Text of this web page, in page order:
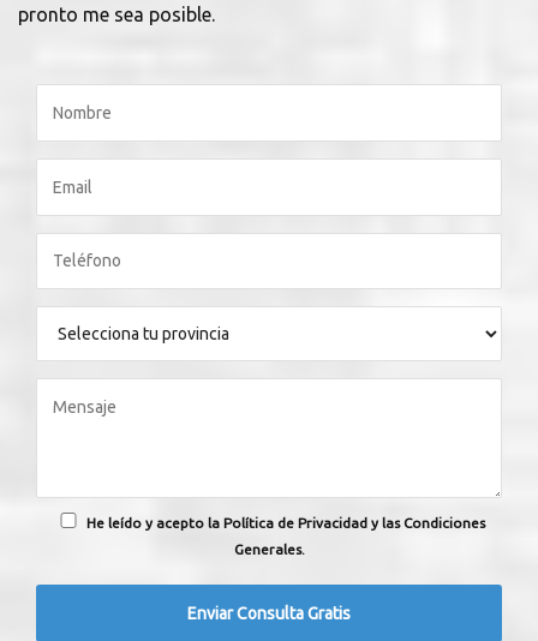
pronto me sea posible.
He leído y acepto la Política de Privacidad y las Condiciones
Generales.